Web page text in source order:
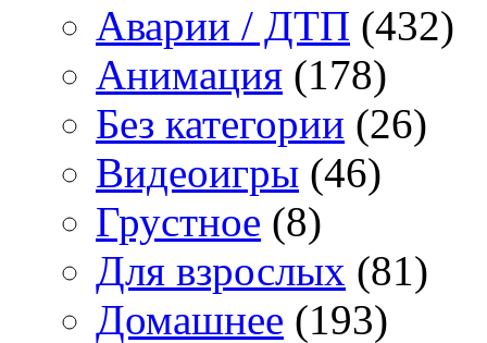
Аварии / ДТП (432)
Анимация (178)
Без категории (26)
Видеоигры (46)
Грустное (8)
Для взрослых (81)
Домашнее (193)